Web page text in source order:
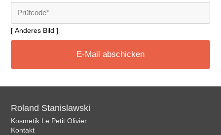
[ Anderes Bild ]
Roland Stanislawski
Kosmetik Le Petit Olivier
Kontakt